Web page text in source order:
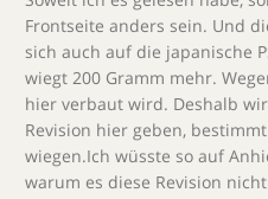
Frontseite anders sein. Und
sich auch auf die japanische
wiegt 200 Gramm mehr.
hier verbaut wird. Deshalb
Revision hier geben,
wiegen.Ich wüsste so auf
warum es diese Revision